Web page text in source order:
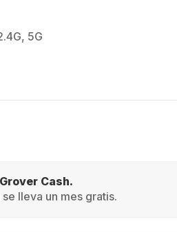
5G
Cash.
lleva un mes gratis.